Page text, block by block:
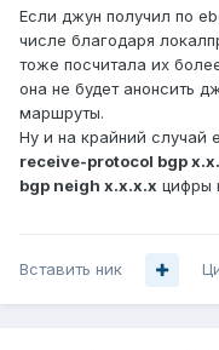
Если джун получил по
числе благодаря
тоже посчитала их
она не будет анонсить
маршруты.
Ну и на крайний случай
receive-protocol bgp
bgp neigh x.x.x.x цифры
Вставить ник